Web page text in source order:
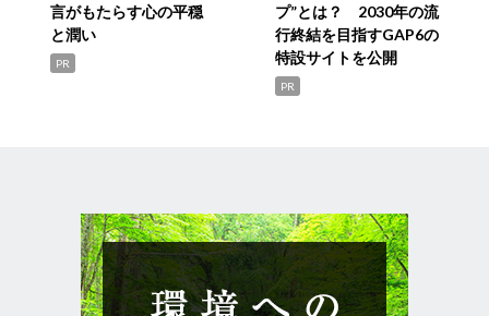
言がもたらす心の平穏
と潤い
PR
プ”とは？ 2030年の流
行終結を目指すGAP6の
特設サイトを公開
PR